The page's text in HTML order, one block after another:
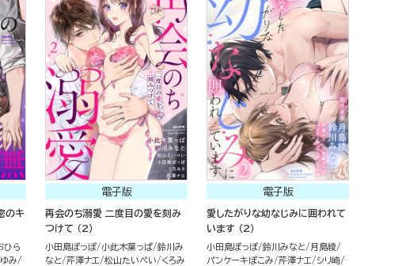
のキ
ひら
み
電子版
再会のち溺愛 二度目の愛を刻み
つけて （2）
小田島ぽっぽ 小此木葉っぱ 鈴川み
なと
芹澤ナエ 松山たいぺい
くろみ
電子版
愛したがりな幼なじみに囲われて
います （2）
小田島ぽっぽ 鈴川みなと
月島綾
パンケーキぽこみ
芹澤ナエ
シリ崎